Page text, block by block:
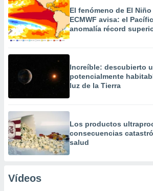
El fenómeno de El
ECMWF avisa: el
anomalía récord
Increíble: descubierto
potencialmente
luz de la Tierra
Los productos
consecuencias
salud
Vídeos